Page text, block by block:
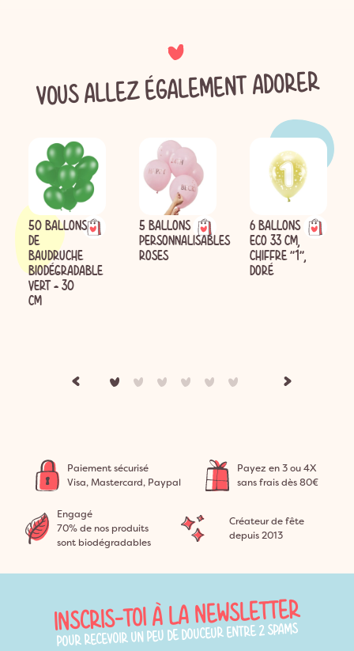
VOUS ALLEZ ÉGALEMENT ADORER
50 BALLONS
DE
BAUDRUCHE
BIODÉGRADABLE
VERT - 30
CM
5 BALLONS
PERSONNALISABLES
ROSES
6 BALLONS
ECO 33 CM,
CHIFFRE ''1'',
DORÉ
Paiement sécurisé
Visa, Mastercard, Paypal
Payez en 3 ou 4X
sans frais dès 80€
Engagé
70% de nos produits
sont biodégradables
Créateur de fête
depuis 2013
INSCRIS-TOI À LA NEWSLETTER
POUR RECEVOIR UN PEU DE DOUCEUR ENTRE 2 SPAMS